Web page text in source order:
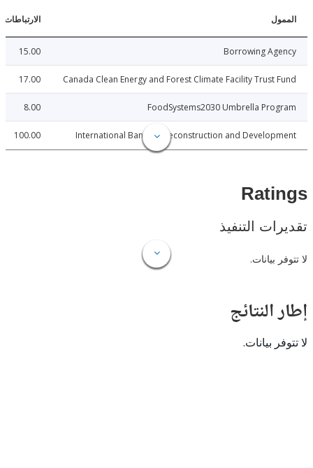
الارتباطات
Borrowing
Canada Clean Energy and Forest Climate Facility Trust
17.00
FoodSystems2030 Umbrella
International Bank for Reconstruction and
التنفيذ
بيانات.
بيانات.